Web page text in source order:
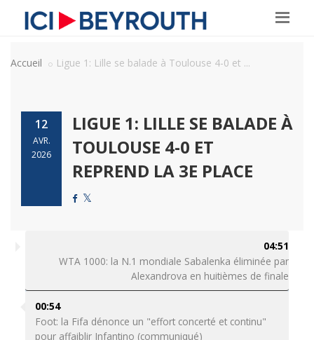
Accueil Ligue 1: Lille se balade à Toulouse 4-0 et ...
12
AVR.
2026
LIGUE 1: LILLE SE BALADE À
TOULOUSE 4-0 ET
REPREND LA 3E PLACE
04:51
WTA 1000: la N.1 mondiale Sabalenka éliminée par
Alexandrova en huitièmes de finale
00:54
Foot: la Fifa dénonce un "effort concerté et continu"
pour affaiblir Infantino (communiqué)